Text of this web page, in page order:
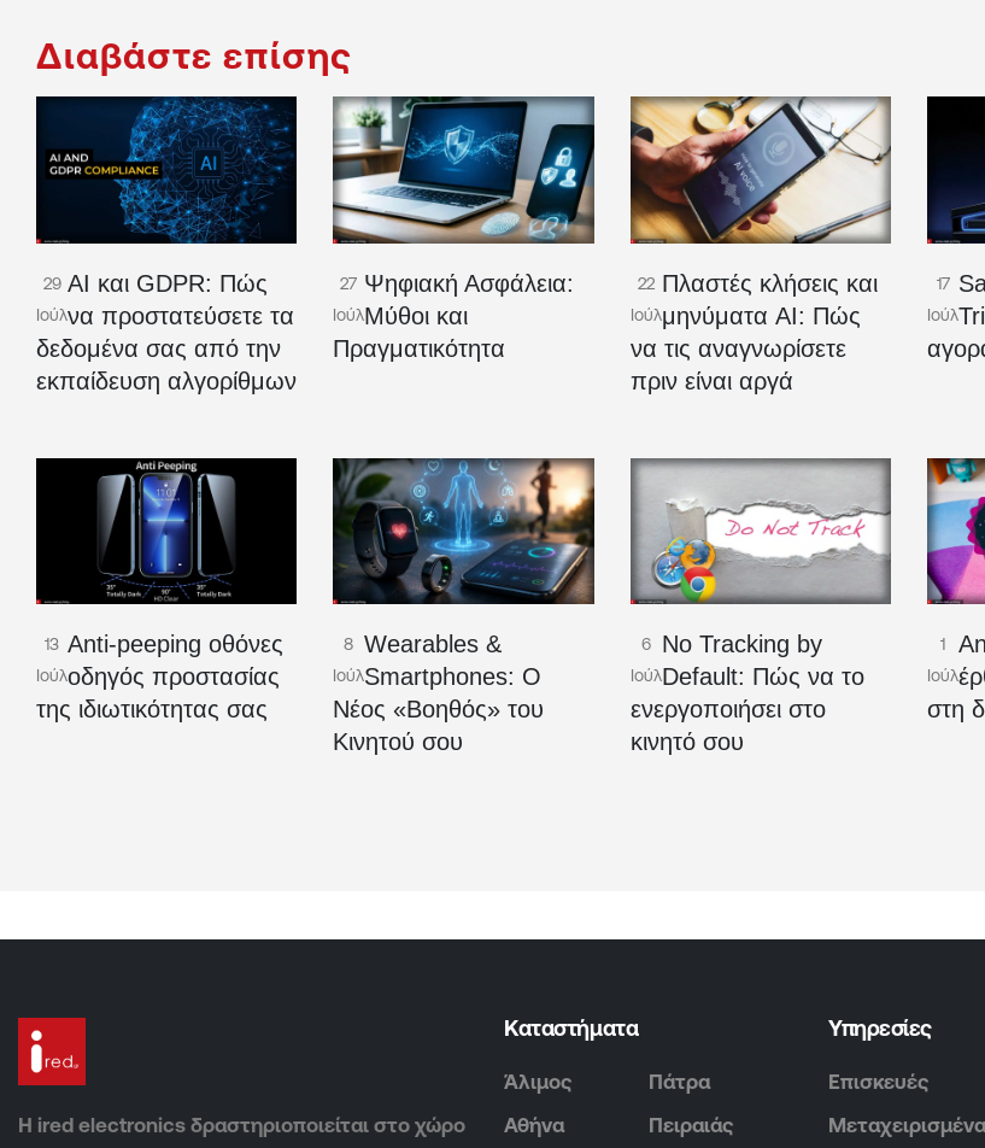
Διαβάστε επίσης
29
Ιούλ
AI και GDPR: Πώς
να προστατεύσετε τα
δεδομένα σας από την
εκπαίδευση αλγορίθμων
27
Ιούλ
Ψηφιακή Ασφάλεια:
Μύθοι και
Πραγματικότητα
22
Ιούλ
Πλαστές κλήσεις και
μηνύματα AI: Πώς
να τις αναγνωρίσετε
πριν είναι αργά
17
Ιούλ
13
Ιούλ
Anti-peeping οθόνες
οδηγός προστασίας
της ιδιωτικότητας σας
8
Ιούλ
Wearables &
Smartphones: Ο
Νέος «Βοηθός» του
Κινητού σου
6
Ιούλ
No Tracking by
Default: Πώς να το
ενεργοποιήσει στο
κινητό σου
1
Ιούλ
στη
Η ired electronics δραστηριοποιείται στο χώρο
Καταστήματα
Άλιμος
Αθήνα
Πάτρα
Πειραιάς
Υπηρεσίες
Επισκευές
Μεταχειρισμένα